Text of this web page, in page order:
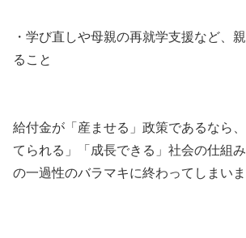
・学び直しや母親の再就学支援など、
ること
給付金が「産ませる」政策であるなら
てられる」「成長できる」社会の仕組
の一過性のバラマキに終わってしまいま